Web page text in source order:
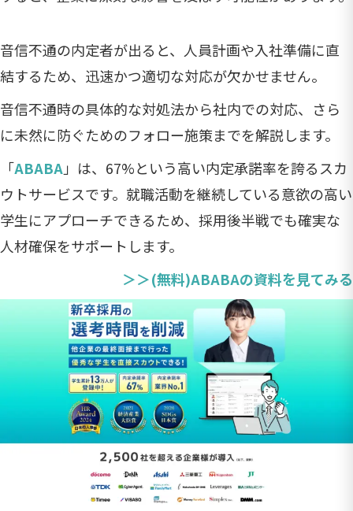
音信不通の内定者が出ると、人員計画や入社準備に直
結するため、迅速かつ適切な対応が欠かせません。
音信不通時の具体的な対処法から社内での対応、さら
に未然に防ぐためのフォロー施策までを解説します。
「ABABA」は、67%という高い内定承諾率を誇るスカ
ウトサービスです。就職活動を継続している意欲の高い
学生にアプローチできるため、採用後半戦でも確実な
人材確保をサポートします。
＞＞(無料)ABABAの資料を見てみる